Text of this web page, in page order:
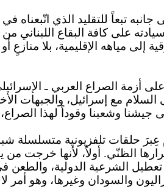
تبعاً للتقليد الذي اتّبعناه في
على كافة البقاع اللبناني
مياهه الإقليمية، بلا
أزمة الصراع العربي ـ
السلام مع إسرائيل، والجبهات
جيشنا وشعبنا وقوداً لهذا
حلقات تلفزيونية متسلسلة
الظنّي. أولاً، لأنها خرجت من
تعطيل الشرعية الدولية،
والسودان وغيرها، وهو أمر